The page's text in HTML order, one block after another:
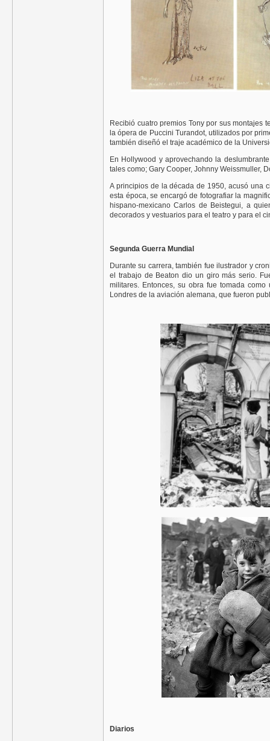
Recibió cuatro premios Tony por sus montajes
la ópera de Puccini Turandot, utilizados por
también diseñó el traje académico de la
En Hollywood y aprovechando la
tales como; Gary Cooper, Johnny Weissmuller,
A principios de la década de 1950, acusó una
esta época, se encargó de fotografiar la
hispano-mexicano Carlos de Beistegui, a
decorados y vestuarios para el teatro y para el
Segunda Guerra Mundial
Durante su carrera, también fue ilustrador y
el trabajo de Beaton dio un giro más serio.
militares. Entonces, su obra fue tomada
Londres de la aviación alemana, que fueron
Diarios